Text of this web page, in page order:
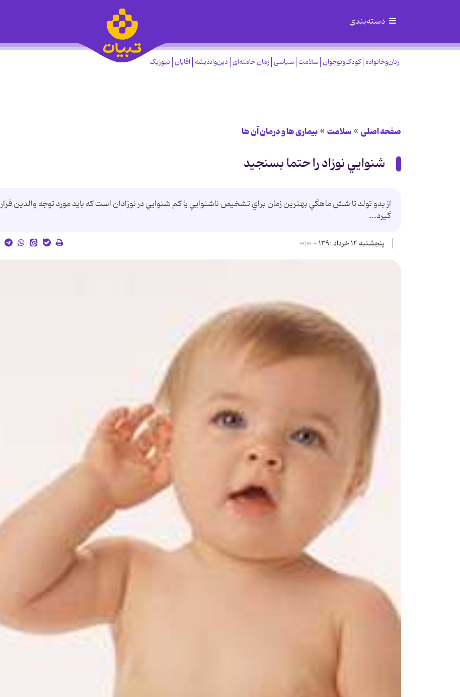
دسته‌بندی
زنان‌وخانواده کودک‌ونوجوان سلامت سیاسی زمان خامنه‌ای دین‌واندیشه آقایان نیوزیک
صفحه اصلی سلامت بیماری ها و درمان آن ها
شنوايي نوزاد را حتما بسنجيد
از بدو تولد تا شش ماهگي بهترين زمان براي تشخيص ناشنوايي يا کم شنوايي در نوزادان است که بايد مورد توجه والدين قرار
گيرد...
پنجشنبه ۱۲ خرداد ۱۳۹۰ - ۰۰:۰۰